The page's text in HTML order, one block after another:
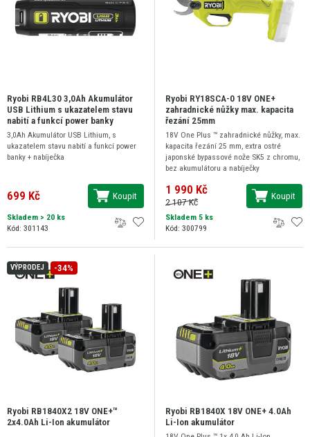
Ryobi RB4L30 3,0Ah Akumulátor
USB Lithium s ukazatelem stavu
nabití a funkcí power banky
3,0Ah Akumulátor USB Lithium, s
ukazatelem stavu nabití a funkcí power
banky + nabíječka
699 Kč Koupit
Skladem > 20 ks
Kód: 301143
Ryobi RY18SCA-0 18V ONE+
zahradnické nůžky max. kapacita
řezání 25mm
18V One Plus ™ zahradnické nůžky, max.
kapacita řezání 25 mm, extra ostré
japonské bypassové nože SK5 z chromu,
bez akumulátoru a nabíječky
1 990 Kč
2 107 Kč
Koupit
Skladem 5 ks
Kód: 300799
VÝPRODEJ -34%
Ryobi RB1840X2 18V ONE+™
2x4.0Ah Li-Ion akumulátor
Ryobi RB1840X 18V ONE+ 4.0Ah
Li-Ion akumulátor